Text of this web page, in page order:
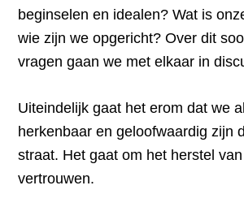
beginselen en idealen? Wat is
wie zijn we opgericht? Over dit
vragen gaan we met elkaar in
Uiteindelijk gaat het erom dat we
herkenbaar en geloofwaardig zijn
straat. Het gaat om het herstel
vertrouwen.